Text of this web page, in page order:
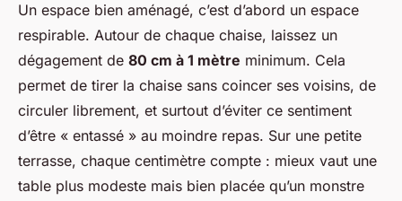
Un espace bien aménagé, c’est d’abord un espace
respirable. Autour de chaque chaise, laissez un
dégagement de 80 cm à 1 mètre minimum. Cela
permet de tirer la chaise sans coincer ses voisins, de
circuler librement, et surtout d’éviter ce sentiment
d’être « entassé » au moindre repas. Sur une petite
terrasse, chaque centimètre compte : mieux vaut une
table plus modeste mais bien placée qu’un monstre